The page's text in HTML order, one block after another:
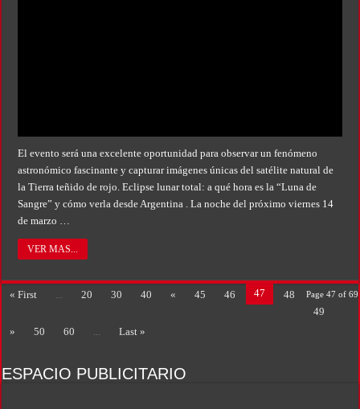
El evento será una excelente oportunidad para observar un fenómeno
astronómico fascinante y capturar imágenes únicas del satélite natural de
la Tierra teñido de rojo. Eclipse lunar total: a qué hora es la “Luna de
Sangre” y cómo verla desde Argentina . La noche del próximo viernes 14
de marzo …
VER MAS...
Page 47 of 69
« First ... 20 30 40 « 45 46 47
48
49
»
50 60 ... Last »
ESPACIO PUBLICITARIO